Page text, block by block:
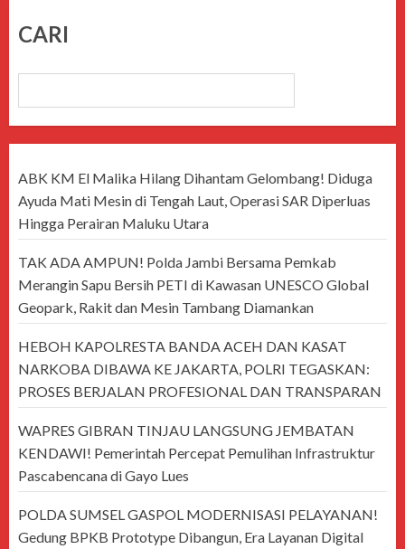
CARI
ABK KM El Malika Hilang Dihantam Gelombang! Diduga
Ayuda Mati Mesin di Tengah Laut, Operasi SAR Diperluas
Hingga Perairan Maluku Utara
TAK ADA AMPUN! Polda Jambi Bersama Pemkab
Merangin Sapu Bersih PETI di Kawasan UNESCO Global
Geopark, Rakit dan Mesin Tambang Diamankan
HEBOH KAPOLRESTA BANDA ACEH DAN KASAT
NARKOBA DIBAWA KE JAKARTA, POLRI TEGASKAN:
PROSES BERJALAN PROFESIONAL DAN TRANSPARAN
WAPRES GIBRAN TINJAU LANGSUNG JEMBATAN
KENDAWI! Pemerintah Percepat Pemulihan Infrastruktur
Pascabencana di Gayo Lues
POLDA SUMSEL GASPOL MODERNISASI PELAYANAN!
Gedung BPKB Prototype Dibangun, Era Layanan Digital